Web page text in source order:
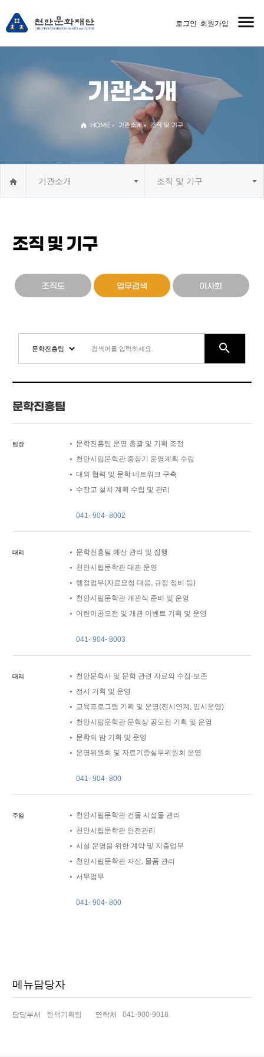
menu
로그인 회원가입
기관소개
HOME 기관소개 조직 및 기구
기관소개 조직 및 기구
조직 및 기구
조직도 업무검색 이사회
search
문학진흥팀
팀장
문학진흥팀 운영 총괄 및 기획 조정
천안시립문학관 중장기 운영계획 수립
대외 협력 및 문학 네트워크 구축
수장고 설치 계획 수립 및 관리
041- 904- 8002
대리
문학진흥팀 예산 관리 및 집행
천안시립문학관 대관 운영
행정업무(자료요청 대응, 규정 정비 등)
천안시립문학관 개관식 준비 및 운영
어린이공모전 및 개관 이벤트 기획 및 운영
041- 904- 8003
대리
천안문학사 및 문학 관련 자료의 수집·보존
전시 기획 및 운영
교육프로그램 기획 및 운영(전시연계, 임시운영)
천안시립문학관 문학상 공모전 기획 및 운영
문학의 밤 기획 및 운영
운영위원회 및 자료기증실무위원회 운영
041- 904- 800
주임
천안시립문학관 건물 시설물 관리
천안시립문학관 안전관리
시설 운영을 위한 계약 및 지출업무
천안시립문학관 자산, 물품 관리
서무업무
041- 904- 800
메뉴담당자
담당부서 정책기획팀 연락처 041-900-9018